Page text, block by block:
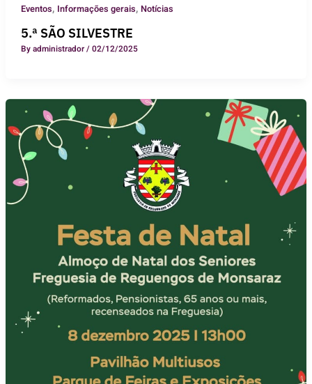
Eventos, Informações gerais, Notícias
5.ª SÃO SILVESTRE
Byadministrador/02/12/2025